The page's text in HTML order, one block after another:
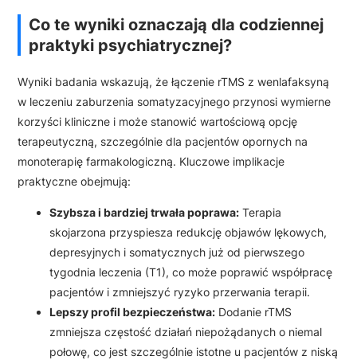
Co te wyniki oznaczają dla codziennej
praktyki psychiatrycznej?
Wyniki badania wskazują, że łączenie rTMS z wenlafaksyną
w leczeniu zaburzenia somatyzacyjnego przynosi wymierne
korzyści kliniczne i może stanowić wartościową opcję
terapeutyczną, szczególnie dla pacjentów opornych na
monoterapię farmakologiczną. Kluczowe implikacje
praktyczne obejmują:
Szybsza i bardziej trwała poprawa: Terapia
skojarzona przyspiesza redukcję objawów lękowych,
depresyjnych i somatycznych już od pierwszego
tygodnia leczenia (T1), co może poprawić współpracę
pacjentów i zmniejszyć ryzyko przerwania terapii.
Lepszy profil bezpieczeństwa: Dodanie rTMS
zmniejsza częstość działań niepożądanych o niemal
połowę, co jest szczególnie istotne u pacjentów z niską